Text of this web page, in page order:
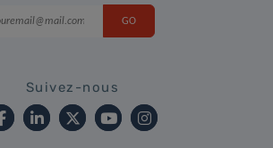
Suivez-nous